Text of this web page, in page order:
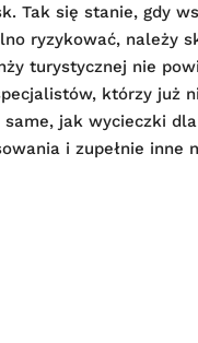
Tak się stanie, gdy
ryzykować, należy
turystycznej nie
którzy już
jak wycieczki
i zupełnie inne